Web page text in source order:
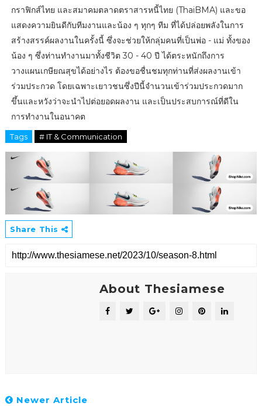
กราฟิกส์ไทย และสมาคมตลาดตราสารหนี้ไทย (ThaiBMA) และขอ
แสดงความยินดีกับทีมงานและน้อง ๆ ทุกๆ ทีม ที่ได้ปล่อยพลังในการ
สร้างสรรค์ผลงานในครั้งนี้ ซึ่งจะช่วยให้กลุ่มคนที่เป็นพ่อ - แม่ ทั้งของ
น้อง ๆ ซึ่งท่านทำงานมาทั้งชีวิต 30 - 40 ปี ได้ตระหนักถึงการ
วางแผนเกษียณสุขได้อย่างไร ต้องขอชื่นชมทุกท่านที่ส่งผลงานเข้า
ร่วมประกวด โดยเฉพาะเยาวชนซึ่งปีนี้จำนวนเข้าร่วมประกวดมาก
ขึ้นและหวังว่าจะนำไปต่อยอดผลงาน และเป็นประสบการณ์ที่ดีใน
การทำงานในอนาคต
Tags # IT & Communication
Share This
About Thesiamese
Newer Article